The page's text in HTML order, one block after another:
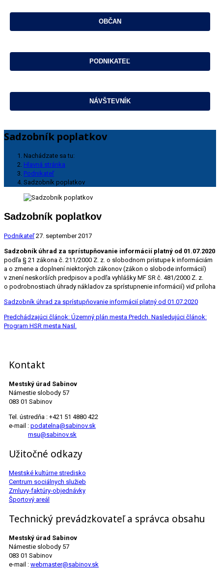
Sadzobník poplatkov
Nachádzate sa tu:
Hlavná stránka
Podnikateľ
Sadzobník poplatkov
Sadzobník poplatkov
Podnikateľ 27. september 2017
Sadzobník úhrad za sprístupňovanie informácií platný od 01.07.2020
podľa § 21 zákona č. 211/2000 Z. z. o slobodnom prístupe k informáciám
a o zmene a doplnení niektorých zákonov (zákon o slobode informácií)
v znení neskorších predpisov a podľa vyhlášky MF SR č. 481/2000 Z. z.
o podrobnostiach úhrady nákladov za sprístupnenie informácií) viď príloha
Sadzobník úhrad za sprístupňovanie informácií platný od 01.07.2020
Predchádzajúci článok: Územný plán mesta Predch. Nasledujúci článok:
Program HSR mesta Nasl.
Kontakt
Mestský úrad Sabinov
Námestie slobody 57
083 01 Sabinov
Tel. ústredňa : +421 51 4880 422
e-mail : podatelna@sabinov.sk
msu@sabinov.sk
Užitočné odkazy
Mestské kultúrne stredisko
Centrum sociálnych služieb
Zmluvy-faktúry-objednávky
Športový areál
Technický prevádzkovateľ a správca obsahu
Mestský úrad Sabinov
Námestie slobody 57
083 01 Sabinov
e-mail : webmaster@sabinov.sk